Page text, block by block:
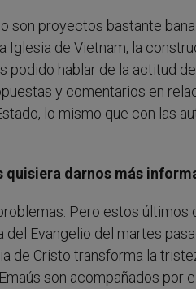
son proyectos bastante
Iglesia de Vietnam, la
podido hablar de la actitud
y comentarios en
lo mismo que con las
quisiera darnos más
Pero estos últimos
del Evangelio del martes
de Cristo transforma la
son acompañados por